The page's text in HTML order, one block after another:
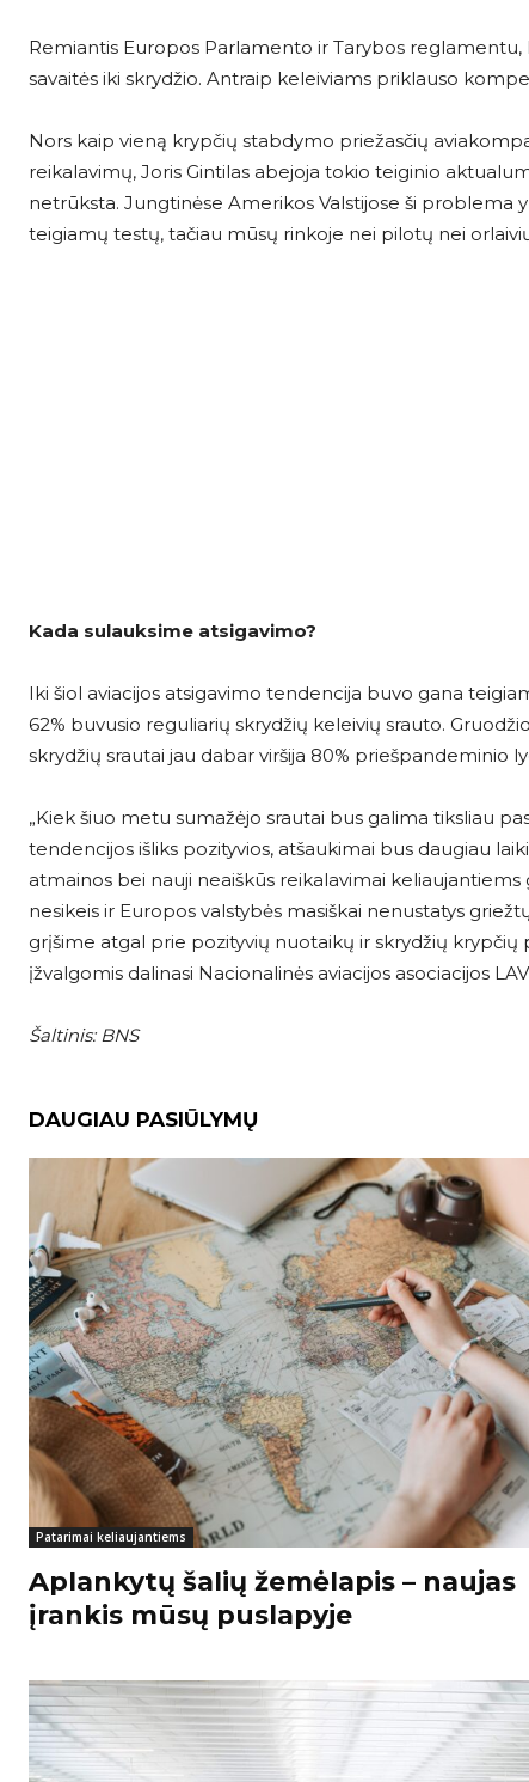
Remiantis Europos Parlamento ir Tarybos
savaitės iki skrydžio. Antraip keleiviams priklauso
Nors kaip vieną krypčių stabdymo priežasčių
reikalavimų, Joris Gintilas abejoja tokio teiginio
netrūksta. Jungtinėse Amerikos Valstijose ši problema
teigiamų testų, tačiau mūsų rinkoje nei pilotų nei
Kada sulauksime atsigavimo?
Iki šiol aviacijos atsigavimo tendencija buvo gana
62% buvusio reguliarių skrydžių keleivių srauto.
skrydžių srautai jau dabar viršija 80% priešpandeminio
„Kiek šiuo metu sumažėjo srautai bus galima tiksliau
tendencijos išliks pozityvios, atšaukimai bus daugiau
atmainos bei nauji neaiškūs reikalavimai
nesikeis ir Europos valstybės masiškai nenustatys
grįšime atgal prie pozityvių nuotaikų ir skrydžių krypčių
įžvalgomis dalinasi Nacionalinės aviacijos asociacijos
Šaltinis: BNS
DAUGIAU PASIŪLYMŲ
Patarimai keliaujantiems
Aplankytų šalių žemėlapis – naujas
įrankis mūsų puslapyje